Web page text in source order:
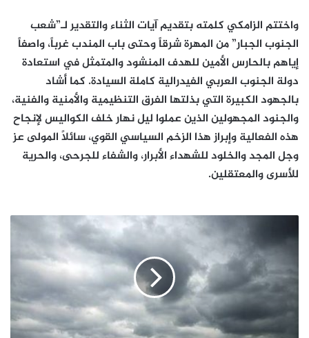
واختتم الزامكي كلمته بتقديم آيات الثناء والتقدير لـ”شعب
الجنوب الجبار” من المهرة شرقاً وحتى باب المندب غرباً، واصفاً
إياهم بالحارس الأمين للهدف المنشود والمتمثل في استعادة
دولة الجنوب العربي الفيدرالية كاملة السيادة. كما أشاد
بالجهود الكبيرة التي بذلتها الفرق التنظيمية والأمنية والفنية،
والجنود المجهولين الذين عملوا ليل نهار خلف الكواليس لإنجاح
هذه الفعالية وإبراز هذا الزخم السياسي القوي، سائلاً المولى عز
وجل المجد والخلود للشهداء الأبرار، والشفاء للجرحى، والحرية
للأسرى والمعتقلين.
تعرف
على
درجات
المتوقعة
اليوم
الأربعاء